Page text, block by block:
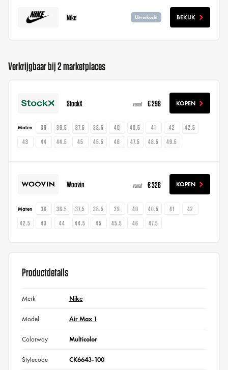
Nike Uitverkocht BEKIJK
Verkrijgbaar bij 2 marketplaces
StockX vanaf € 298 KOPEN
Maten 36 36.5 37.5 38.5 40 40.5 41 42
42.5
43
44 44.5 45 45.5 46 47.5 48.5 49.5
Woovin vanaf € 326 KOPEN
Maten 36 36.5 37.5 38.5 39 40 40.5 41
42
42.5
43 44 44.5 45 45.5 46 47.5
Productdetails
Merk Nike
Model Air Max 1
Colorway Multicolor
Stylecode CK6643-100